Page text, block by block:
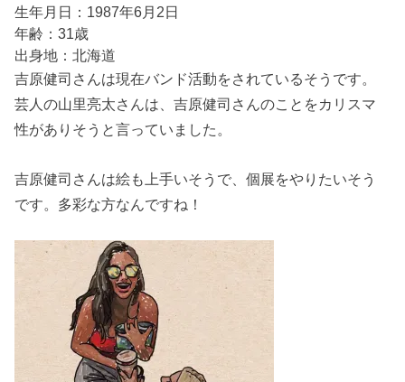
生年月日：1987年6月2日
年齢：31歳
出身地：北海道
吉原健司さんは現在バンド活動をされているそうです。
芸人の山里亮太さんは、吉原健司さんのことをカリスマ
性がありそうと言っていました。
吉原健司さんは絵も上手いそうで、個展をやりたいそう
です。多彩な方なんですね！